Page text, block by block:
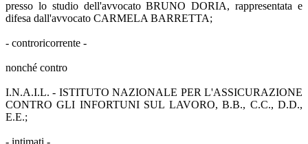
presso lo studio dell'avvocato BRUNO DORIA, rappresentata e
difesa dall'avvocato CARMELA BARRETTA;
- controricorrente -
nonché contro
I.N.A.I.L. - ISTITUTO NAZIONALE PER L'ASSICURAZIONE
CONTRO GLI INFORTUNI SUL LAVORO, B.B., C.C., D.D.,
E.E.;
- intimati -